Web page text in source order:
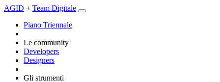
AGID + Team Digitale
Piano Triennale
Le community
Developers
Designers
Gli strumenti